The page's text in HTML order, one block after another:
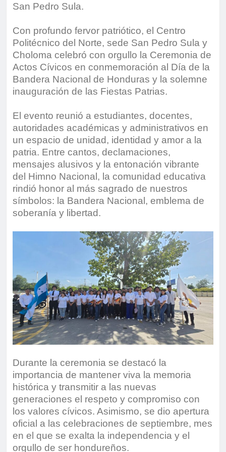
San Pedro Sula.
Con profundo fervor patriótico, el Centro
Politécnico del Norte, sede San Pedro Sula y
Choloma celebró con orgullo la Ceremonia de
Actos Cívicos en conmemoración al Día de la
Bandera Nacional de Honduras y la solemne
inauguración de las Fiestas Patrias.
El evento reunió a estudiantes, docentes,
autoridades académicas y administrativos en
un espacio de unidad, identidad y amor a la
patria. Entre cantos, declamaciones,
mensajes alusivos y la entonación vibrante
del Himno Nacional, la comunidad educativa
rindió honor al más sagrado de nuestros
símbolos: la Bandera Nacional, emblema de
soberanía y libertad.
Durante la ceremonia se destacó la
importancia de mantener viva la memoria
histórica y transmitir a las nuevas
generaciones el respeto y compromiso con
los valores cívicos. Asimismo, se dio apertura
oficial a las celebraciones de septiembre, mes
en el que se exalta la independencia y el
orgullo de ser hondureños.